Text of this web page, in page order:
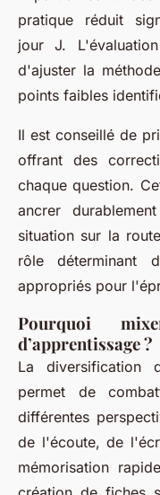
pratique réduit
jour J.
d'ajuster la
points faibles
Il est conseillé de
offrant des
chaque question.
ancrer
situation sur la
rôle déterminant
appropriés pour
Pourquoi
d’apprentissage ?
La diversification
permet de
différentes
de l'écoute, de
mémorisation